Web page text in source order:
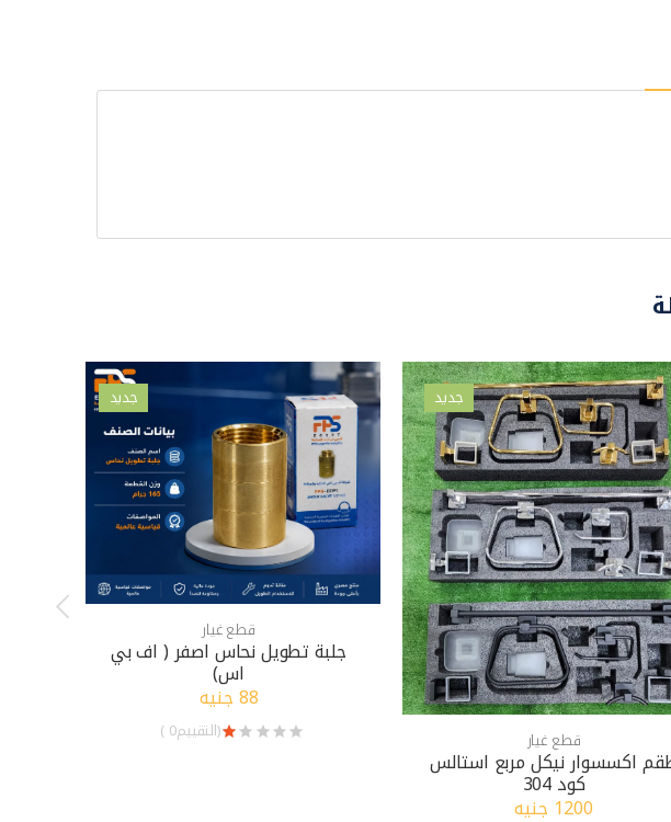
جديد
قطع غيار
اكسسوار نيكل مربع استالس
كود 304
1200 جنيه
جديد
قطع غيار
جلبة تطويل نحاس اصفر ( اف بي
اس)
88 جنيه
(التقييم0 )